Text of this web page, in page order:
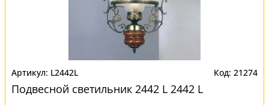
L2442L 21274
Подвесной светильник 2442 L 2442 L